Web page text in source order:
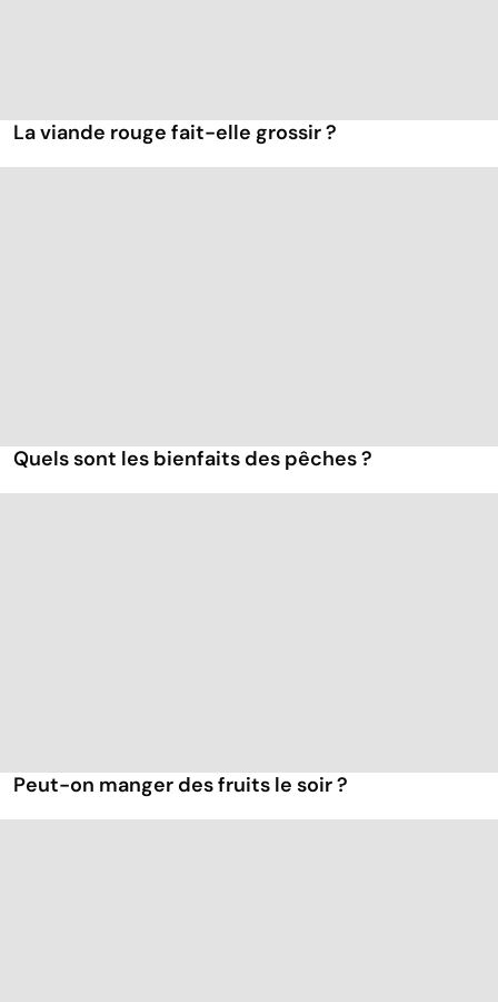
La viande rouge fait-elle grossir ?
Quels sont les bienfaits des pêches ?
Peut-on manger des fruits le soir ?